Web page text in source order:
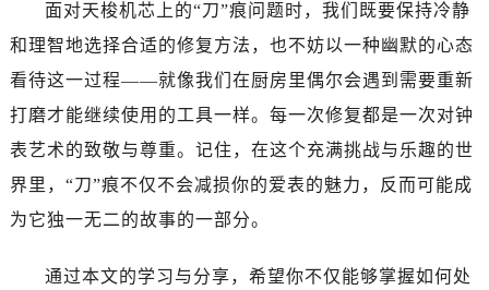
面对天梭机芯上的“刀”痕问题时，我们既要保持冷静
和理智地选择合适的修复方法，也不妨以一种幽默的心态
看待这一过程——就像我们在厨房里偶尔会遇到需要重新
打磨才能继续使用的工具一样。每一次修复都是一次对钟
表艺术的致敬与尊重。记住，在这个充满挑战与乐趣的世
界里，“刀”痕不仅不会减损你的爱表的魅力，反而可能成
为它独一无二的故事的一部分。
通过本文的学习与分享，希望你不仅能够掌握如何处